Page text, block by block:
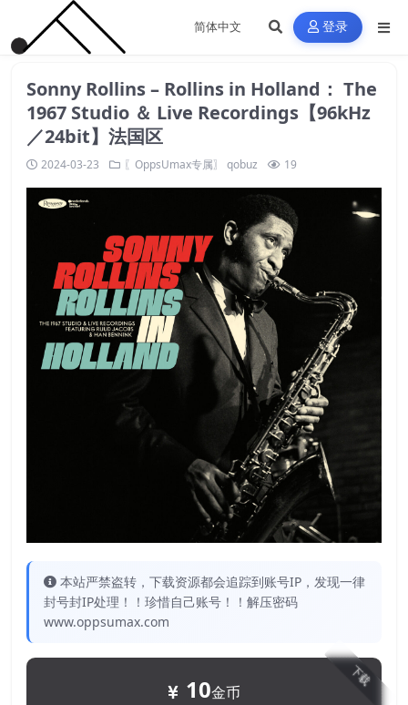
登录
Sonny Rollins – Rollins in Holland： The
1967 Studio ＆ Live Recordings【96kHz
／24bit】法国区
2024-03-23 〖OppsUmax专属〗 qobuz 19
本站严禁盗转，下载资源都会追踪到账号IP，发现一律
封号封IP处理！！珍惜自己账号！！解压密码
www.oppsumax.com
下载
10金币